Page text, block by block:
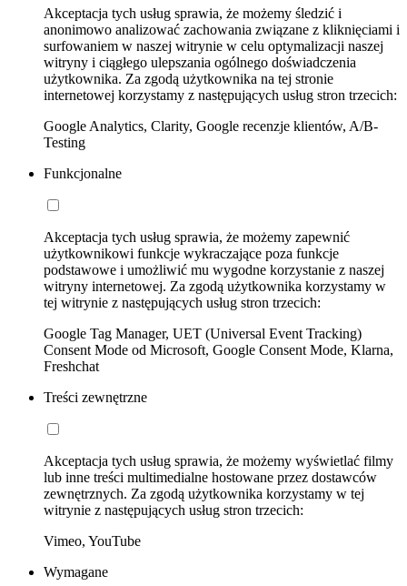
Akceptacja tych usług sprawia, że możemy śledzić i
anonimowo analizować zachowania związane z kliknięciami i
surfowaniem w naszej witrynie w celu optymalizacji naszej
witryny i ciągłego ulepszania ogólnego doświadczenia
użytkownika. Za zgodą użytkownika na tej stronie
internetowej korzystamy z następujących usług stron trzecich:
Google Analytics, Clarity, Google recenzje klientów, A/B-
Testing
Funkcjonalne
Akceptacja tych usług sprawia, że możemy zapewnić
użytkownikowi funkcje wykraczające poza funkcje
podstawowe i umożliwić mu wygodne korzystanie z naszej
witryny internetowej. Za zgodą użytkownika korzystamy w
tej witrynie z następujących usług stron trzecich:
Google Tag Manager, UET (Universal Event Tracking)
Consent Mode od Microsoft, Google Consent Mode, Klarna,
Freshchat
Treści zewnętrzne
Akceptacja tych usług sprawia, że możemy wyświetlać filmy
lub inne treści multimedialne hostowane przez dostawców
zewnętrznych. Za zgodą użytkownika korzystamy w tej
witrynie z następujących usług stron trzecich:
Vimeo, YouTube
Wymagane